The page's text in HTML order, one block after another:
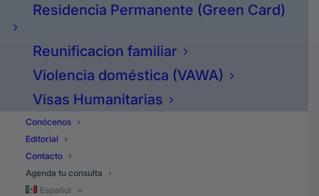
Residencia Permanente (Green Card)
Reunificacion familiar
Violencia doméstica (VAWA)
Visas Humanitarias
Conócenos
Editorial
Contacto
Agenda tu consulta
Español
2020.
2) Vamos a hablar de qué porcentaje
de los hispanos votan.
3) Cómo votan los hispanos.
4) Si tú puedes dejar que alguien te
diga cómo votar.